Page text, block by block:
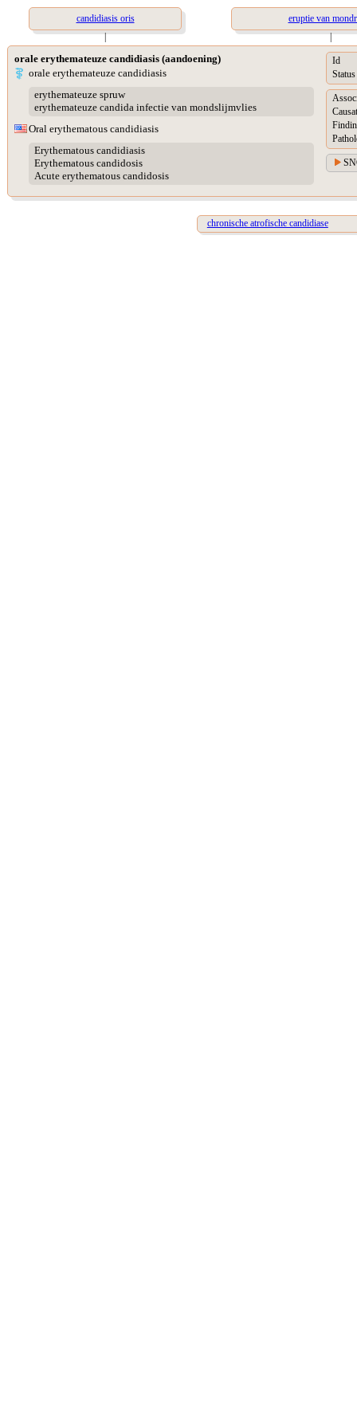
candidiasis oris
eruptie van
|
|
orale erythemateuze candidiasis (aandoening)
orale erythemateuze candidiasis
erythemateuze spruw
erythemateuze candida infectie van mondslijmvlies
Oral erythematous candidiasis
Erythematous candidiasis
Erythematous candidosis
Acute erythematous candidosis
Id
Status
chronische atrofische candidiase